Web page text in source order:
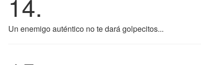
Un enemigo auténtico no te dará golpecitos...